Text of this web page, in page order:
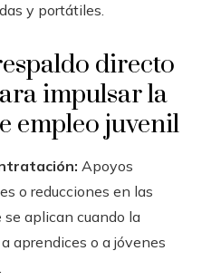
y portátiles.
directo
impulsar la
empleo juvenil
Apoyos
o reducciones en las
se aplican cuando la
aprendices o a jóvenes